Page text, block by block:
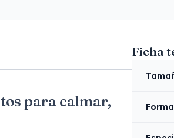
para calmar,
Ficha